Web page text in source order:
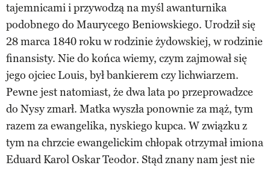
tajemnicami i przywodzą na myśl awanturnika
podobnego do Maurycego Beniowskiego. Urodził się
28 marca 1840 roku w rodzinie żydowskiej, w rodzinie
finansisty. Nie do końca wiemy, czym zajmował się
jego ojciec Louis, był bankierem czy lichwiarzem.
Pewne jest natomiast, że dwa lata po przeprowadzce
do Nysy zmarł. Matka wyszła ponownie za mąż, tym
razem za ewangelika, nyskiego kupca. W związku z
tym na chrzcie ewangelickim chłopak otrzymał imiona
Eduard Karol Oskar Teodor. Stąd znany nam jest nie